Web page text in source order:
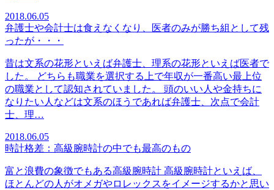
2018.06.05
弁護士や会計士は食えなくなり、医者のみが勝ち組として残
ったが・・・
昔は文系の花形といえば弁護士、理系の花形といえば医者で
した。 どちらも職業を選択する上で年収が一番高い最上位
の職業として認知されていました。 頭のいい人や金持ちに
なりたい人などは文系のほうであれば弁護士、次点で会計
士、理…
2018.06.05
時計格差：高級腕時計の中でも最高のもの
富と浪費の象徴でもある高級腕時計 高級腕時計といえば、
ほとんどの人がオメガやロレックスをイメージするかと思い